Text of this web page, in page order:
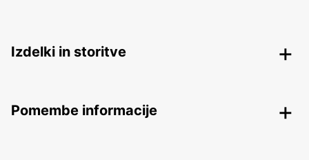
Izdelki in storitve
Pomembe informacije